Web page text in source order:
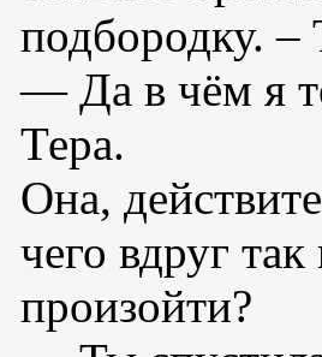
подбородку. –
— Да в чём я
Тера.
Она,
чего вдруг
произойти?